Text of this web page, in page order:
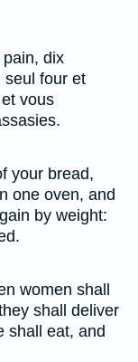
dix
seul four et
vous
your bread,
one oven, and
by weight:
women shall
shall deliver
shall eat, and